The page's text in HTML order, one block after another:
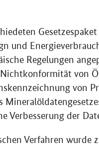
und
Regelungen
von
von
Verbesserung der
Verfahren wurde